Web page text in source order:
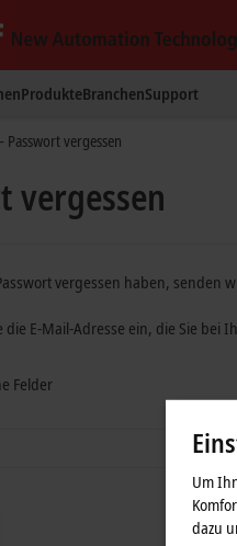
ProdukteBranchenSupport
Passwort vergessen
vergessen
vergessen haben, senden
die E-Mail-Adresse ein, die Sie bei
Felder
Um
dazu